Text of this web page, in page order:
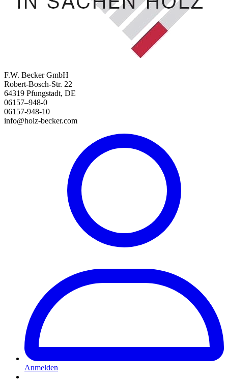
F.W. Becker GmbH
Robert-Bosch-Str. 22
64319 Pfungstadt, DE
06157–948-0
06157-948-10
info@holz-becker.com
Anmelden